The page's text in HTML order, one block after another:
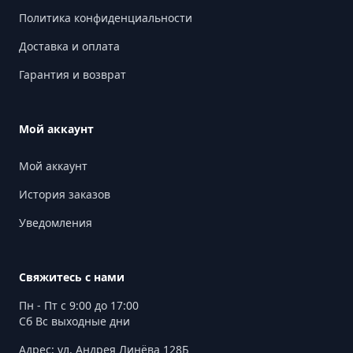
Политика конфиденциальности
Доставка и оплата
Гарантия и возврат
Мой аккаунт
Мой аккаунт
История заказов
Уведомления
Свяжитесь с нами
Пн - Пт с 9:00 до 17:00
Сб Вс выходные дни
Адрес: ул. Андрея Линёва 128Б